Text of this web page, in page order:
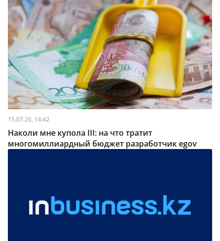
15.07.20, 14:42
Наколи мне купола III: на что тратит
многомиллиардный бюджет разработчик egov